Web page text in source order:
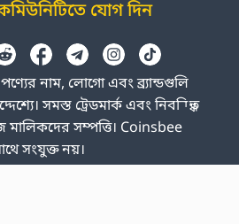
যোগ দিন
নাম, লোগো এবং ব্র্যান্ডগুলি
সমস্ত ট্রেডমার্ক এবং নিবন্ধিত
মালিকদের সম্পত্তি। Coinsbee
সংযুক্ত নয়।